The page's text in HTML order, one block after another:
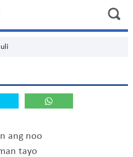
ang noo
tayo